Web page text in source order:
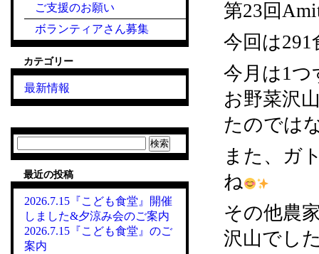
第23回
今回は
今月は1
お野菜沢
たのでは
また、ガ
ね
その他農
沢山でし
ご支援のお願い
ボランティアさん募集
カテゴリー
最新情報
索:
最近の投稿
2026.7.15『こども食堂』開催
しました&夕涼み会のご案内
2026.7.15『こども食堂』のご
案内